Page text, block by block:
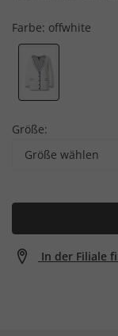
Farbe: offwhite
Größe:
Größe wählen
In der Filiale